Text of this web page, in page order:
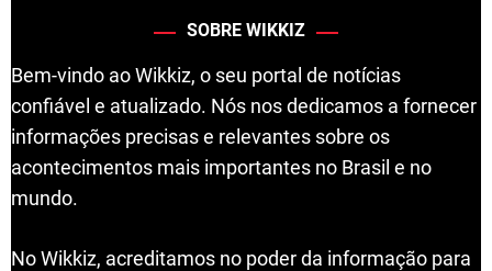
SOBRE WIKKIZ
Bem-vindo ao Wikkiz, o seu portal de notícias
confiável e atualizado. Nós nos dedicamos a fornecer
informações precisas e relevantes sobre os
acontecimentos mais importantes no Brasil e no
mundo.
No Wikkiz, acreditamos no poder da informação para